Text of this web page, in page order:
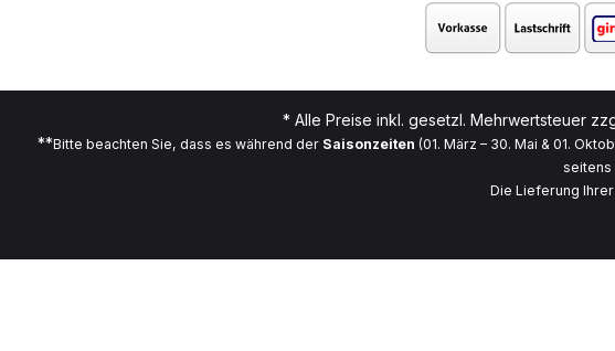
* Alle Preise inkl. gesetzl. Mehrwertsteuer
**Bitte beachten Sie, dass es während der Saisonzeiten (01. März – 30. Mai & 01.
seitens
Die Lieferung